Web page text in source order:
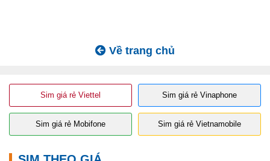
Về trang chủ
Sim giá rẻ Viettel Sim giá rẻ Vinaphone
Sim giá rẻ Mobifone Sim giá rẻ Vietnamobile